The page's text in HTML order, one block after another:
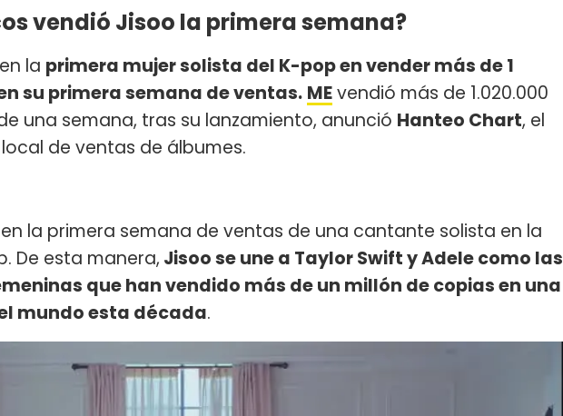
vendió Jisoo la primera semana?
la primera mujer solista del K-pop en vender más de 1
su primera semana de ventas. MEvendió más de 1.020.000
una semana, tras su lanzamiento, anunció Hanteo Chart, el
de ventas de álbumes.
la primera semana de ventas de una cantante solista en la
De esta manera, Jisoo se une a Taylor Swift y Adele como las
que han vendido más de un millón de copias en una
mundo esta década.